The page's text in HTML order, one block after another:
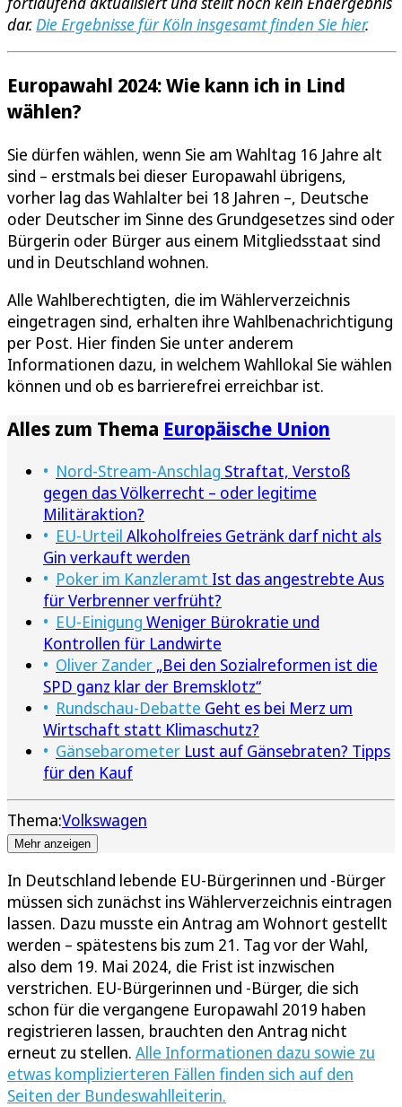
dar.Die Ergebnisse für Köln insgesamt finden Sie hier.
Europawahl 2024: Wie kann ich in Lind
wählen?
Sie dürfen wählen, wenn Sie am Wahltag 16 Jahre alt
sind – erstmals bei dieser Europawahl übrigens,
vorher lag das Wahlalter bei 18 Jahren –, Deutsche
oder Deutscher im Sinne des Grundgesetzes sind oder
Bürgerin oder Bürger aus einem Mitgliedsstaat sind
und in Deutschland wohnen.
Alle Wahlberechtigten, die im Wählerverzeichnis
eingetragen sind, erhalten ihre Wahlbenachrichtigung
per Post. Hier finden Sie unter anderem
Informationen dazu, in welchem Wahllokal Sie wählen
können und ob es barrierefrei erreichbar ist.
Alles zum Thema Europäische Union
Nord-Stream-Anschlag Straftat, Verstoß
gegen das Völkerrecht – oder legitime
Militäraktion?
EU-Urteil Alkoholfreies Getränk darf nicht als
Gin verkauft werden
Poker im Kanzleramt Ist das angestrebte Aus
für Verbrenner verfrüht?
EU-Einigung Weniger Bürokratie und
Kontrollen für Landwirte
Oliver Zander „Bei den Sozialreformen ist die
SPD ganz klar der Bremsklotz“
Rundschau-Debatte Geht es bei Merz um
Wirtschaft statt Klimaschutz?
Gänsebarometer Lust auf Gänsebraten? Tipps
für den Kauf
Thema:Volkswagen
Mehr anzeigen
In Deutschland lebende EU-Bürgerinnen und -Bürger
müssen sich zunächst ins Wählerverzeichnis eintragen
lassen. Dazu musste ein Antrag am Wohnort gestellt
werden – spätestens bis zum 21. Tag vor der Wahl,
also dem 19. Mai 2024, die Frist ist inzwischen
verstrichen. EU-Bürgerinnen und -Bürger, die sich
schon für die vergangene Europawahl 2019 haben
registrieren lassen, brauchten den Antrag nicht
erneut zu stellen. Alle Informationen dazu sowie zu
etwas komplizierteren Fällen finden sich auf den
Seiten der Bundeswahlleiterin.